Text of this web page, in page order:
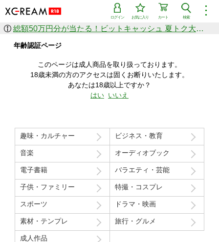
︙
検索
カート
お気に入り
ログイン
作品を探す
ジャンル
シリーズ
人気のセール中商品
新着セール中商品
すべての作品から探す
価格の安い順
価格の高い順
月間ランキング
年間ランキング
総額50万円分が当たる！ビットキャッシュ 夏トク大感謝祭
年齢認証ページ
このページは成人商品を取り扱っております。
18歳未満の方のアクセスは固くお断りいたします。
あなたは18歳以上ですか？
はい いいえ
趣味・カルチャー ビジネス・教育
音楽 オーディオブック
電子書籍 バラエティ・芸能
子供・ファミリー 特撮・コスプレ
スポーツ ドラマ・映画
素材・テンプレ 旅行・グルメ
成人作品